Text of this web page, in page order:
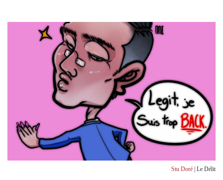
Stu Doré | Le Délit